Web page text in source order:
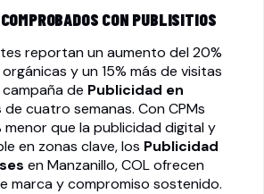
CON PUBLISITIOS
reportan un aumento del 20%
y un 15% más de visitas
de Publicidad en
de cuatro semanas. Con CPMs
menor que la publicidad digital y
en zonas clave, los Publicidad
en Manzanillo, COL ofrecen
marca y compromiso sostenido.